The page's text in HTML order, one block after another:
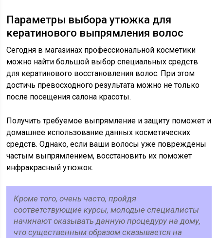
Параметры выбора утюжка для
кератинового выпрямления волос
Сегодня в магазинах профессиональной косметики
можно найти большой выбор специальных средств
для кератинового восстановления волос. При этом
достичь превосходного результата можно не только
после посещения салона красоты.
Получить требуемое выпрямление и защиту поможет и
домашнее использование данных косметических
средств. Однако, если ваши волосы уже повреждены
частым выпрямлением, восстановить их поможет
инфракрасный утюжок.
Кроме того, очень часто, пройдя
соответствующие курсы, молодые специалисты
начинают оказывать данную процедуру на дому,
что существенным образом сказывается на